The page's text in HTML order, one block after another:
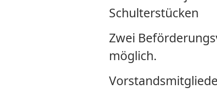
Schulterstücken
Zwei
möglich.